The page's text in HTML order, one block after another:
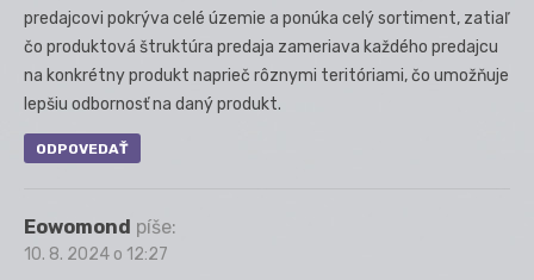
predajcovi pokrýva celé územie a ponúka celý sortiment, zatiaľ
čo produktová štruktúra predaja zameriava každého predajcu
na konkrétny produkt naprieč rôznymi teritóriami, čo umožňuje
lepšiu odbornosť na daný produkt.
ODPOVEDAŤ
Eowomond píše:
10. 8. 2024 o 12:27